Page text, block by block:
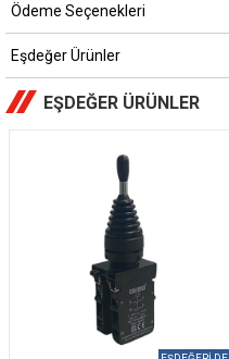
Ödeme Seçenekleri
Eşdeğer Ürünler
EŞDEĞER ÜRÜNLER